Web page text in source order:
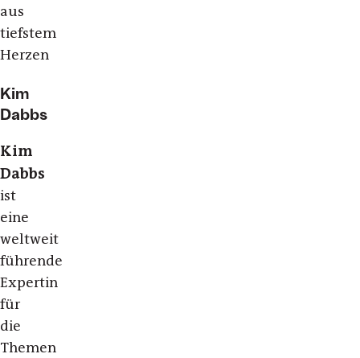
aus
tiefstem
Herzen
Kim
Dabbs
Kim
Dabbs
ist
eine
weltweit
führende
Expertin
für
die
Themen